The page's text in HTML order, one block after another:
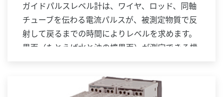
ガイドパルスレベル計は、ワイヤ、ロッド、同軸
チューブを伝わる電流パルスが、被測定物質で反
射して戻るまでの時間によりレベルを求めます。
界面（たとえば水と油の境界面）が測定できる機
DC 信号を発信・伝送します。電流パルスは、ワ
イヤやロッドの表面あるいは同軸チューブ内を伝